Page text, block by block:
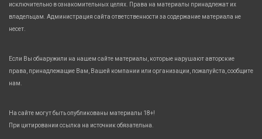
исключительно в ознакомительных целях. Права на материалы принадлежат их
владельцам. Администрация сайта ответственности за содержание материала не
несет.
Если Вы обнаружили на нашем сайте материалы, которые нарушают авторские
права, принадлежащие Вам, Вашей компании или организации, пожалуйста, сообщите
нам.
На сайте могут быть опубликованы материалы 18+!
При цитировании ссылка на источник обязательна.